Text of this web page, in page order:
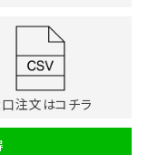
注文はコチラ